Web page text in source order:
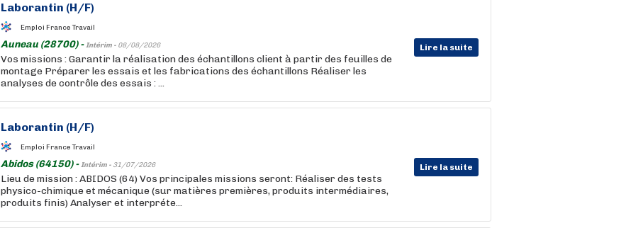
Laborantin (H/F)
Emploi France Travail
Auneau (28700) -Intérim - 08/08/2026 Lire la suite
Vos missions : Garantir la réalisation des échantillons client à partir des feuilles de
montage Préparer les essais et les fabrications des échantillons Réaliser les
analyses de contrôle des essais : ...
Laborantin (H/F)
Emploi France Travail
Abidos (64150) -Intérim - 31/07/2026 Lire la suite
Lieu de mission : ABIDOS (64) Vos principales missions seront: Réaliser des tests
physico-chimique et mécanique (sur matières premières, produits intermédiaires,
produits finis) Analyser et interpréte...